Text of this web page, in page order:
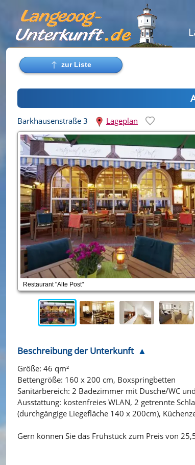
Barkhausenstraße 3 Lageplan
Restaurant "Alte Post"
Beschreibung der Unterkunft
Größe: 46 qm²
Bettengröße: 160 x 200 cm, Boxspringbetten
Sanitärbereich: 2 Badezimmer mit Dusche/WC
Ausstattung: kostenfreies WLAN, 2 getrennte
(durchgängige Liegefläche 140 x 200cm),
Gern können Sie das Frühstück zum Preis von